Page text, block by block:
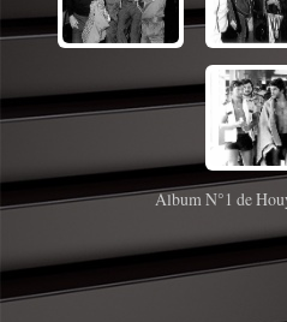
Album N°1 de